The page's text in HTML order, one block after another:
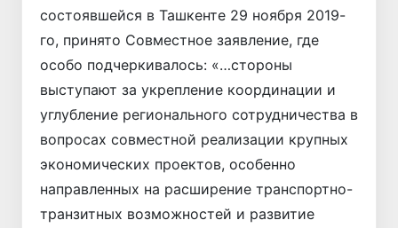
состоявшейся в Ташкенте 29 ноября 2019-
го, принято Совместное заявление, где
особо подчеркивалось: «…стороны
выступают за укрепление координации и
углубление регионального сотрудничества в
вопросах совместной реализации крупных
экономических проектов, особенно
направленных на расширение транспортно-
транзитных возможностей и развитие